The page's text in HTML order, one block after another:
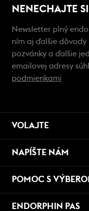
NENECHAJTE
Newsletter plný
ním aj ďalšie dôvody
pozvánky a ďalšie
emailovej adresy
podmienkami
VOLAJTE
NAPÍŠTE NÁM
POMOC S
ENDORPHIN PAS